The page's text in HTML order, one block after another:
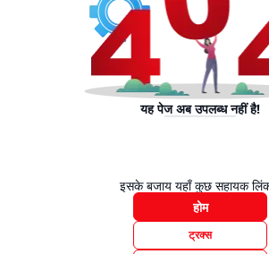
यह पेज अब उपलब्ध नहीं है!
इसके बजाय यहाँ कुछ सहायक
होम
ट्रक्स